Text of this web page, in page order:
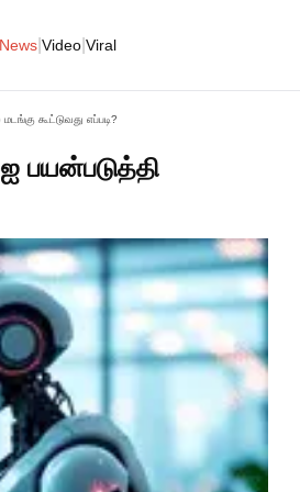
News Video Viral
கூட்டுவது எப்படி?
பயன்படுத்தி